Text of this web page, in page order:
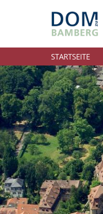
STARTSEITE